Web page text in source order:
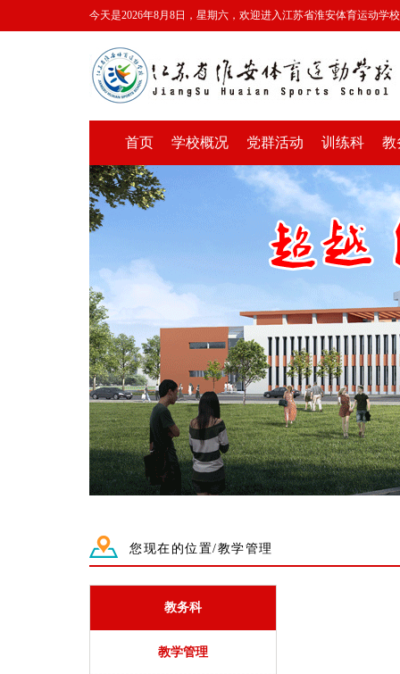
今天是2026年8月8日，星期六，欢迎进入江苏省淮安体育运动学
首页 学校概况 党群活动 训练科 教
您现在的位置/教学管理
教务科
教学管理